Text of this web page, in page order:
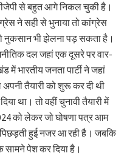
से बहुत आगे निकल चुकी है।
ने सही से भुनाया तो कांग्रेस
नुकसान भी झेलना पड़ सकता है।
दल जहां एक दूसरे पर वार-
भारतीय जनता पार्टी ने जहां
तैयारी को शुरू कर दी थी
था। तो वहीं चुनावी तैयारी में
को लेकर जो घोषणा पत्र आम
हुई नजर आ रही है। जबकि
पेश कर दिया है।